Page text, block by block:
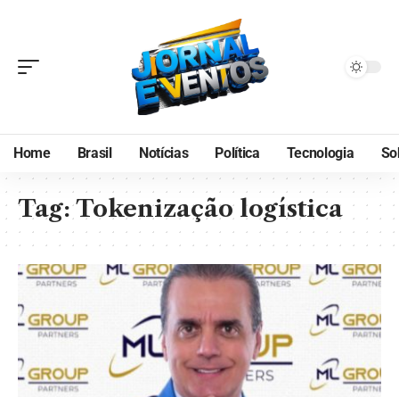
Home Brasil Notícias Política Tecnologia
Tag:Tokenização logística